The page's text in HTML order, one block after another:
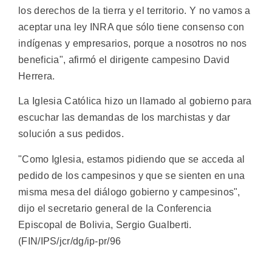
los derechos de la tierra y el territorio. Y no vamos a
aceptar una ley INRA que sólo tiene consenso con
indígenas y empresarios, porque a nosotros no nos
beneficia", afirmó el dirigente campesino David
Herrera.
La Iglesia Católica hizo un llamado al gobierno para
escuchar las demandas de los marchistas y dar
solución a sus pedidos.
"Como Iglesia, estamos pidiendo que se acceda al
pedido de los campesinos y que se sienten en una
misma mesa del diálogo gobierno y campesinos",
dijo el secretario general de la Conferencia
Episcopal de Bolivia, Sergio Gualberti.
(FIN/IPS/jcr/dg/ip-pr/96